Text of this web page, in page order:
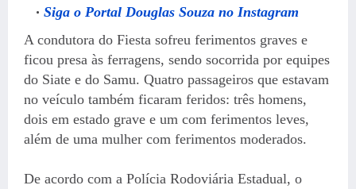
Siga o Portal Douglas Souza no Instagram
A condutora do Fiesta sofreu ferimentos graves e
ficou presa às ferragens, sendo socorrida por equipes
do Siate e do Samu. Quatro passageiros que estavam
no veículo também ficaram feridos: três homens,
dois em estado grave e um com ferimentos leves,
além de uma mulher com ferimentos moderados.
De acordo com a Polícia Rodoviária Estadual, o